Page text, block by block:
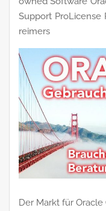
Support ProLicense
reimers
Der Markt für